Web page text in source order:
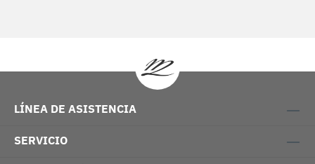
LÍNEA DE ASISTENCIA
SERVICIO